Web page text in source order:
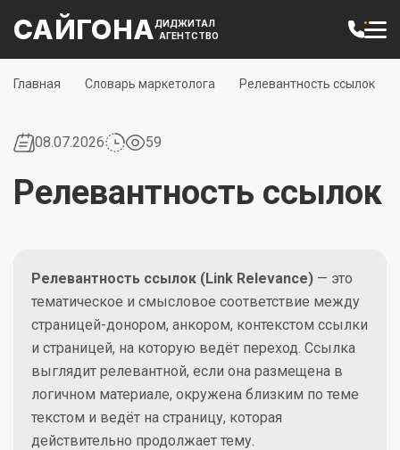
САЙГОНАДИДЖИТАЛ
АГЕНТСТВО
Главная Словарь маркетолога Релевантность ссылок
Релевантность ссылок
08.07.2026 59
Релевантность ссылок (Link Relevance) — это
тематическое и смысловое соответствие между
страницей-донором, анкором, контекстом ссылки
и страницей, на которую ведёт переход. Ссылка
выглядит релевантной, если она размещена в
логичном материале, окружена близким по теме
текстом и ведёт на страницу, которая
действительно продолжает тему.